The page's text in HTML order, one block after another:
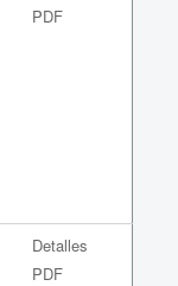
PDF
Detalles
PDF